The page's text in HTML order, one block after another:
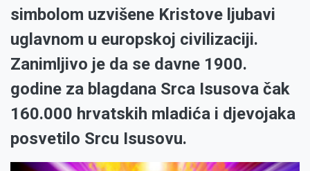
simbolom uzvišene Kristove ljubavi
uglavnom u europskoj civilizaciji.
Zanimljivo je da se davne 1900.
godine za blagdana Srca Isusova čak
160.000 hrvatskih mladića i djevojaka
posvetilo Srcu Isusovu.